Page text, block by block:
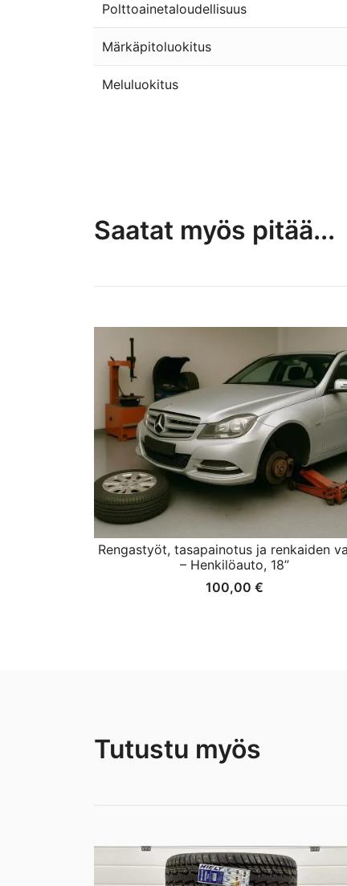
Polttoainetaloudellisuus
Märkäpitoluokitus
Meluluokitus
Saatat myös pitää...
Rengastyöt, tasapainotus ja renkaiden
– Henkilöauto, 18”
100,00 €
Tutustu myös